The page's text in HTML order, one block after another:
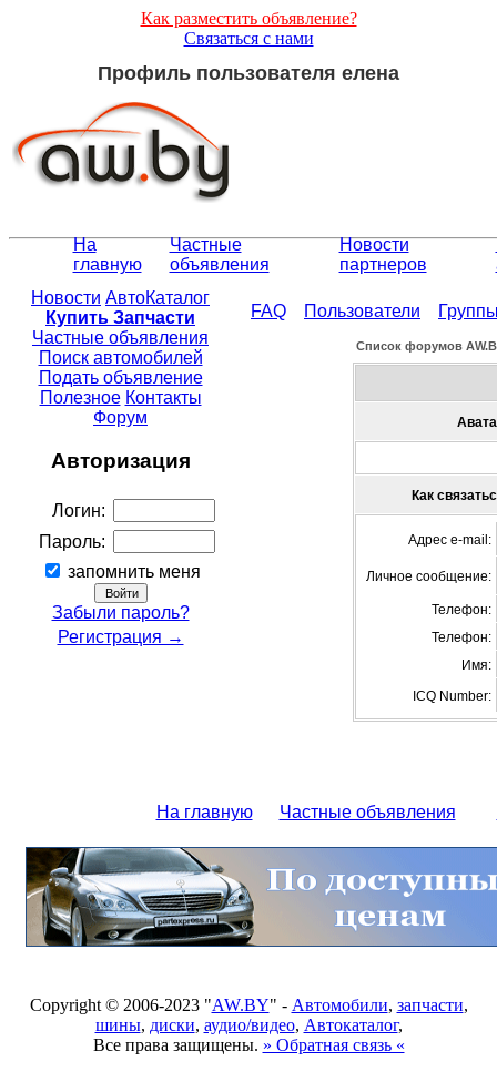
Как разместить объявление?
Связаться с нами
Профиль пользователя елена
На
главную
Частные
объявления
Новости
партнеров
Новости АвтоКаталог
Купить Запчасти
Частные объявления
Поиск автомобилей
Подать объявление
Полезное Контакты
Форум
Авторизация
Логин:
Пароль:
запомнить меня
Забыли пароль?
Регистрация →
FAQ Пользователи
Список форумов
Как
Адрес e-mail:
Личное сообщение:
Телефон:
Телефон:
Имя:
ICQ Number:
На главную Частные объявления
Copyright © 2006-2023 "AW.BY" - Автомобили, запчасти,
шины, диски, аудио/видео, Автокаталог,
Все права защищены. » Обратная связь «